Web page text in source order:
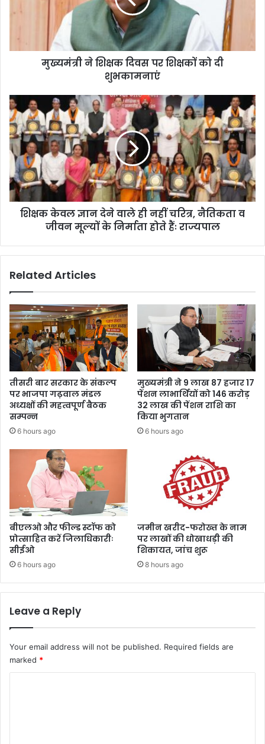
शि
दि
र
शि
क्ष
कों
को
दी
शु
भ
का
मुख्यमंत्री ने शिक्षक दिवस पर शिक्षकों को दी
शुभकामनाएं
शि
क्ष
क
के
व
ल
ज्ञा
न
दे
हीं
त्र
,
नै
ति
व
जी
व
ल्यों
हो
ते
हैंः
रा
ज्य
शिक्षक केवल ज्ञान देने वाले ही नहीं चरित्र, नैतिकता व
जीवन मूल्यों के निर्माता होते हैंः राज्यपाल
Related Articles
तीसरी बार सरकार के संकल्प
पर भाजपा गढ़वाल मंडल
अध्यक्षों की महत्वपूर्ण बैठक
सम्पन्न
6 hours ago
मुख्यमंत्री ने 9 लाख 87 हजार 17
पेंशन लाभार्थियों को 146 करोड़
32 लाख की पेंशन राशि का
किया भुगतान
6 hours ago
बीएलओ और फील्ड स्टॉफ को
प्रोत्साहित करें जिलाधिकारीः
सीईओ
6 hours ago
जमीन खरीद-फरोख्त के नाम
पर लाखों की धोखाधड़ी की
शिकायत, जांच शुरू
8 hours ago
Leave a Reply
Your email address will not be published. Required fields are
marked *